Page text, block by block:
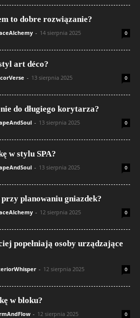
to dobre rozwiązanie?
- 14 sierpnia 2025 0
art déco?
- 13 sierpnia 2025 0
do długiego korytarza?
- 13 sierpnia 2025 0
w stylu SPA?
- 13 sierpnia 2025 0
przy planowaniu gniazdek?
- 12 sierpnia 2025 0
popełniają osoby urządzające
- 12 sierpnia 2025 0
w bloku?
- 12 sierpnia 2025 0